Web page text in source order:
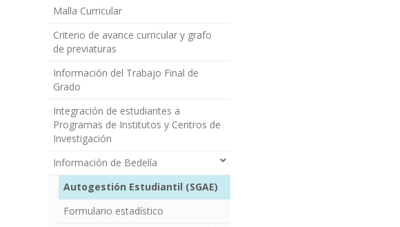
Malla Curricular
Criterio de avance curricular y grafo
de previaturas
Información del Trabajo Final de
Grado
Integración de estudiantes a
Programas de Institutos y Centros de
Investigación
Información de Bedelía
Autogestión Estudiantil (SGAE)
Formulario estadístico